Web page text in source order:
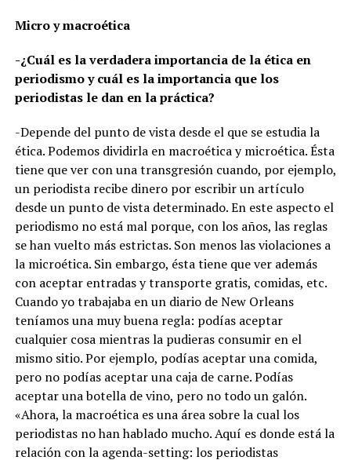
Micro y macroética
-¿Cuál es la verdadera importancia de la ética en
periodismo y cuál es la importancia que los
periodistas le dan en la práctica?
-Depende del punto de vista desde el que se estudia la
ética. Podemos dividirla en macroética y microética. Ésta
tiene que ver con una transgresión cuando, por ejemplo,
un periodista recibe dinero por escribir un artículo
desde un punto de vista determinado. En este aspecto el
periodismo no está mal porque, con los años, las reglas
se han vuelto más estrictas. Son menos las violaciones a
la microética. Sin embargo, ésta tiene que ver además
con aceptar entradas y transporte gratis, comidas, etc.
Cuando yo trabajaba en un diario de New Orleans
teníamos una muy buena regla: podías aceptar
cualquier cosa mientras la pudieras consumir en el
mismo sitio. Por ejemplo, podías aceptar una comida,
pero no podías aceptar una caja de carne. Podías
aceptar una botella de vino, pero no todo un galón.
«Ahora, la macroética es una área sobre la cual los
periodistas no han hablado mucho. Aquí es donde está la
relación con la agenda-setting: los periodistas